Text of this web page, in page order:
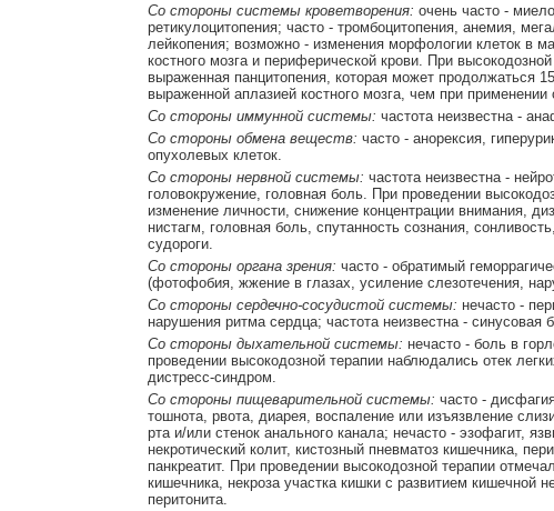
Со стороны системы кроветворения: очень часто -
ретикулоцитопения; часто - тромбоцитопения, анемия,
лейкопения; возможно - изменения морфологии клеток в
костного мозга и периферической крови. При
выраженная панцитопения, которая может продолжаться
выраженной аплазией костного мозга, чем при применении
Со стороны иммунной системы: частота неизвестна -
Со стороны обмена веществ: часто - анорексия,
опухолевых клеток.
Со стороны нервной системы: частота неизвестна -
головокружение, головная боль. При проведении
изменение личности, снижение концентрации внимания,
нистагм, головная боль, спутанность сознания,
судороги.
Со стороны органа зрения: часто - обратимый
(фотофобия, жжение в глазах, усиление слезотечения,
Со стороны сердечно-сосудистой системы: нечасто -
нарушения ритма сердца; частота неизвестна - синусовая
Со стороны дыхательной системы: нечасто - боль в
проведении высокодозной терапии наблюдались отек
дистресс-синдром.
Со стороны пищеварительной системы: часто -
тошнота, рвота, диарея, воспаление или изъязвление
рта и/или стенок анального канала; нечасто - эзофагит,
некротический колит, кистозный пневматоз кишечника,
панкреатит. При проведении высокодозной терапии
кишечника, некроза участка кишки с развитием кишечной
перитонита.